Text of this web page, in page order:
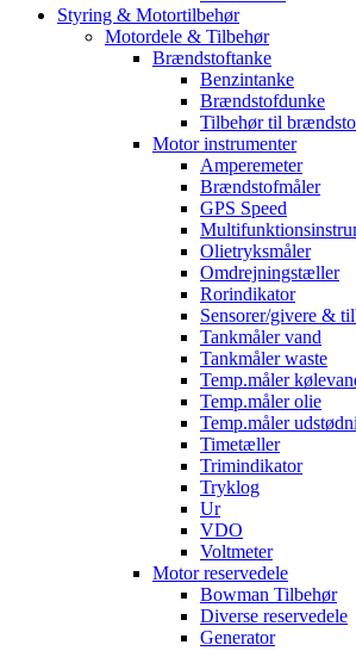
Styring & Motortilbehør
Motordele & Tilbehør
Brændstoftanke
Benzintanke
Brændstofdunke
Tilbehør til
Motor instrumenter
Amperemeter
Brændstofmåler
GPS Speed
Olietryksmåler
Omdrejningstæller
Rorindikator
Sensorer/givere &
Tankmåler vand
Tankmåler waste
Temp.måler
Temp.måler olie
Temp.måler
Timetæller
Trimindikator
Tryklog
Ur
VDO
Voltmeter
Motor reservedele
Bowman Tilbehør
Diverse reservedele
Generator